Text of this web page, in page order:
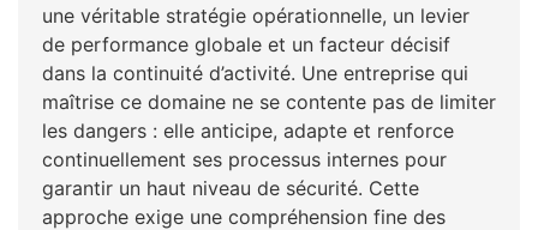
une véritable stratégie opérationnelle, un levier
de performance globale et un facteur décisif
dans la continuité d’activité. Une entreprise qui
maîtrise ce domaine ne se contente pas de limiter
les dangers : elle anticipe, adapte et renforce
continuellement ses processus internes pour
garantir un haut niveau de sécurité. Cette
approche exige une compréhension fine des